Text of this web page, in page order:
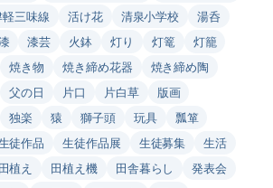
軽三味線 活け花 清泉小学校
湯呑
漆芸 火鉢 灯り 灯篭
灯籠
焼き物 焼き締め花器
焼き締め陶
父の日 片口 片白草
版画
独楽 猿 獅子頭 玩具
瓢箪
徒作品 生徒作品展 生徒募集
生活
田植え 田植え機 田舎暮らし
発表会